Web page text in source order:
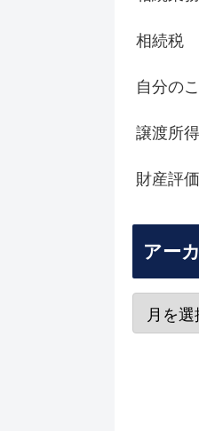
相続税
自分の
譲渡所得
財産評価
アー